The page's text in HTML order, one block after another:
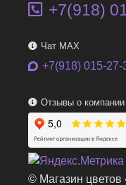
+7(918)
Чат MAX
+7(918) 015-27-
Отзывы о компании
© Магазин цветов